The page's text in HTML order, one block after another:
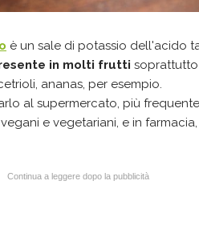
è un sale di potassio dell'acido
in molti frutti
ananas, per esempio.
al supermercato, più
e vegetariani, e in
Continua a leggere dopo la pubblicità